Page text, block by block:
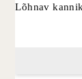
Lõhnav